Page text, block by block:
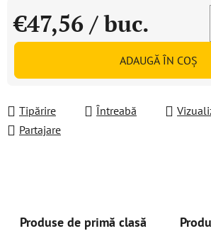
€47,56 / buc.
Evaluare preţ:
ADAUGĂ ÎN COŞ
Tipărire Întreabă
Partajare
Produse de primă clasă